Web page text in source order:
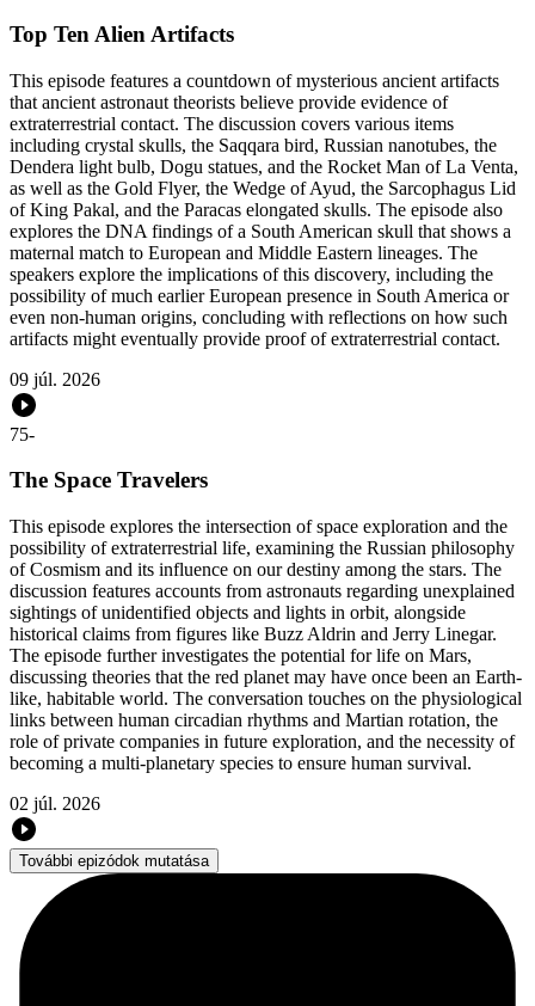
Top Ten Alien Artifacts
This episode features a countdown of mysterious ancient artifacts
that ancient astronaut theorists believe provide evidence of
extraterrestrial contact. The discussion covers various items
including crystal skulls, the Saqqara bird, Russian nanotubes, the
Dendera light bulb, Dogu statues, and the Rocket Man of La Venta,
as well as the Gold Flyer, the Wedge of Ayud, the Sarcophagus Lid
of King Pakal, and the Paracas elongated skulls. The episode also
explores the DNA findings of a South American skull that shows a
maternal match to European and Middle Eastern lineages. The
speakers explore the implications of this discovery, including the
possibility of much earlier European presence in South America or
even non-human origins, concluding with reflections on how such
artifacts might eventually provide proof of extraterrestrial contact.
09 júl. 2026
75-
The Space Travelers
This episode explores the intersection of space exploration and the
possibility of extraterrestrial life, examining the Russian philosophy
of Cosmism and its influence on our destiny among the stars. The
discussion features accounts from astronauts regarding unexplained
sightings of unidentified objects and lights in orbit, alongside
historical claims from figures like Buzz Aldrin and Jerry Linegar.
The episode further investigates the potential for life on Mars,
discussing theories that the red planet may have once been an Earth-
like, habitable world. The conversation touches on the physiological
links between human circadian rhythms and Martian rotation, the
role of private companies in future exploration, and the necessity of
becoming a multi-planetary species to ensure human survival.
02 júl. 2026
További epizódok mutatása